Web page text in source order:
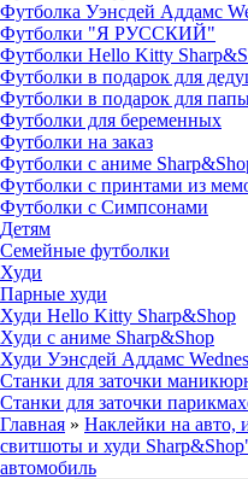
Футболка Уэнсдей Аддамс
Футболки "Я РУССКИЙ"
Футболки Hello Kitty
Футболки в подарок для
Футболки в подарок для
Футболки для беременных
Футболки на заказ
Футболки с аниме
Футболки с принтами из
Футболки с Симпсонами
Детям
Семейные футболки
Худи
Парные худи
Худи Hello Kitty Sharp&Shop
Худи с аниме Sharp&Shop
Худи Уэнсдей Аддамс
Станки для заточки
Станки для заточки
Главная » Наклейки на авто,
свитшоты и худи
автомобиль